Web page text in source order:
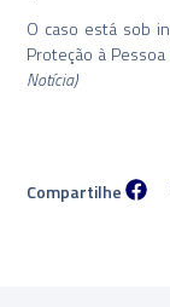
O caso está sob
Proteção à
Notícia)
Compartilhe